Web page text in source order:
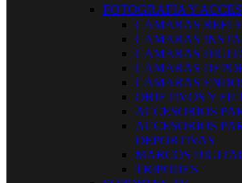
FOTOGRAFIA Y
CAMARAS
CAMARAS
CAMARAS
CAMARAS
CÁMARAS
OBJETIVOS Y
ACCESORIOS
ACCESORIOS
DEPORTIVAS
MARCOS
TRIPODES